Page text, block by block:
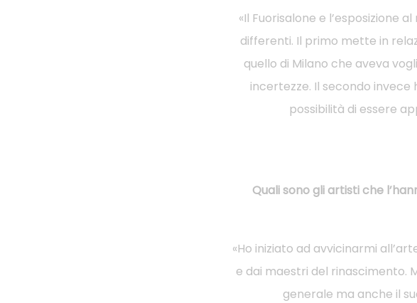
«Il Fuorisalone e l’esposizione
differenti. Il primo mette in
quello di Milano che aveva
incertezze. Il secondo
possibilità di essere
Quali sono gli artisti che
«Ho iniziato ad avvicinarmi
e dai maestri del rinascimento.
generale ma anche il